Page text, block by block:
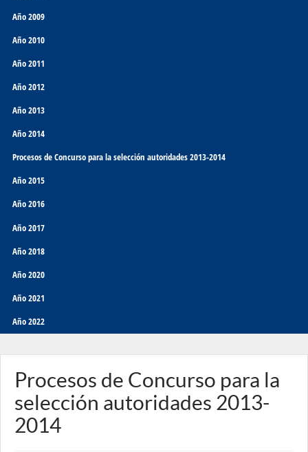
Año 2009
Año 2010
Año 2011
Año 2012
Año 2013
Año 2014
Procesos de Concurso para la selección autoridades 2013-2014
Año 2015
Año 2016
Año 2017
Año 2018
Año 2020
Año 2021
Año 2022
Procesos de Concurso para la
selección autoridades 2013-
2014